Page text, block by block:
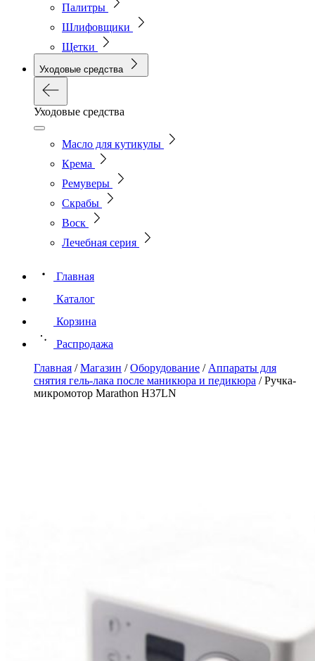
Палитры
Шлифовщики
Щетки
Уходовые средства
Уходовые средства
Масло для кутикулы
Крема
Ремуверы
Скрабы
Воск
Лечебная серия
Главная
Каталог
Корзина
Распродажа
Главная /Магазин /Оборудование / Аппараты для
снятия гель-лака после маникюра и педикюра /Ручка-
микромотор Marathon H37LN